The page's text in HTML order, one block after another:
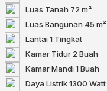
Luas Tanah 72 m²
Luas Bangunan 45 m²
Lantai1 Tingkat
Kamar Tidur 2 Buah
Kamar Mandi1 Buah
Daya Listrik1300 Watt